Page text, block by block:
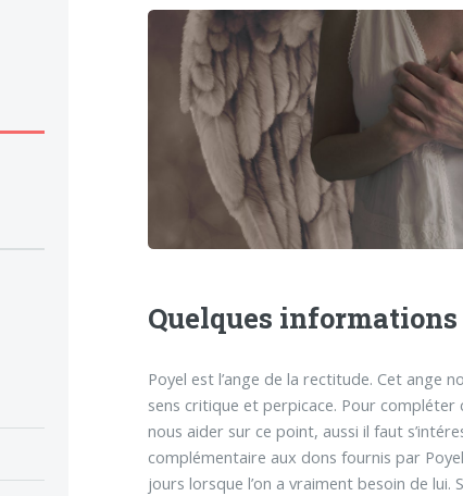
Quelques
Poyel est l’ange de la rectitude. Cet ange
sens critique et perpicace. Pour compléter
nous aider sur ce point, aussi il faut
complémentaire aux dons fournis par
jours lorsque l’on a vraiment besoin de lui.